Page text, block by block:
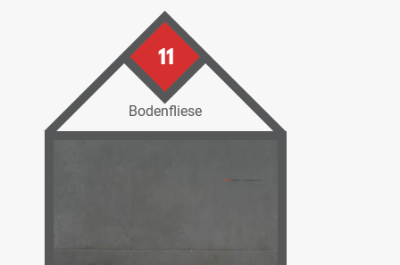
11
Bodenfliese